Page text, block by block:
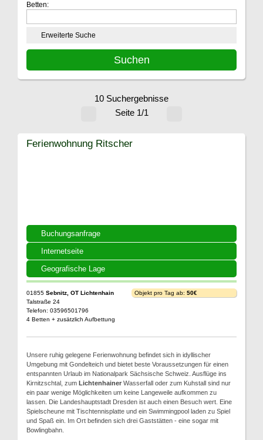
Betten:
Erweiterte Suche
10 Suchergebnisse
Seite 1/1
Buchungsanfrage
Internetseite
Geografische Lage
Ferienwohnung Ritscher
01855 Sebnitz, OT Lichtenhain
Talstraße 24
Telefon: 03596501796
4 Betten + zusätzlich Aufbettung
Objekt pro Tag ab: 50€
Unsere ruhig gelegene Ferienwohnung befindet sich in idyllischer
Umgebung mit Gondelteich und bietet beste Voraussetzungen für einen
entspannten Urlaub im Nationalpark Sächsische Schweiz. Ausflüge ins
Kirnitzschtal, zum Lichtenhainer Wasserfall oder zum Kuhstall sind nur
ein paar wenige Möglichkeiten um keine Langeweile aufkommen zu
lassen. Die Landeshauptstadt Dresden ist auch einen Besuch wert. Eine
Spielscheune mit Tischtennisplatte und ein Swimmingpool laden zu Spiel
und Spaß ein. Im Ort befinden sich drei Gaststätten - eine sogar mit
Bowlingbahn.